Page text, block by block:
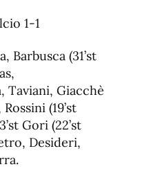
1-1
Barbusca (31’st
Taviani, Giacchè
(19’st
Gori (22’st
Desideri,